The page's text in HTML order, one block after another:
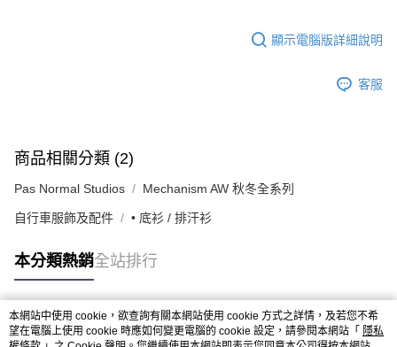
顯示電腦版詳細說明
客服
商品相關分類 (2)
Pas Normal Studios Mechanism AW 秋冬全系列
自行車服飾及配件 • 底衫 / 排汗衫
本分類熱銷全站排行
熱門標籤
本網站中使用 cookie，欲查詢有關本網站使用 cookie 方式之詳情，及若您不希
望在電腦上使用 cookie 時應如何變更電腦的 cookie 設定，請參閱本網站「 隱私